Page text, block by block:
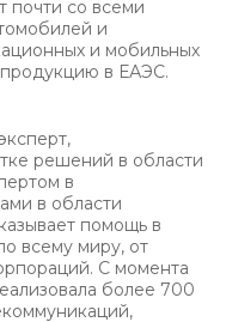
почти со всеми
и
и мобильных
в ЕАЭС.
решений в области
в
в области
помощь в
всему миру, от
С момента
более 700